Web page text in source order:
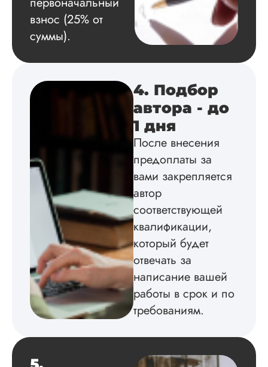
официальный
работу выполнили
оговоренные
сдачи,
Взаимодействие с
клиентами
подробно
Благодарен.
Вид работы:
Диссертация
Магистерскую
диссертацию по
философии
Грамотно
структуру, список
литературы,
взнос (25% от
суммы).
4. Подбор
автора - до
1 дня
После внесения
предоплаты за
вами закрепляется
автор
соответствующей
квалификации,
который будет
отвечать за
написание вашей
работы в срок и по
требованиям.